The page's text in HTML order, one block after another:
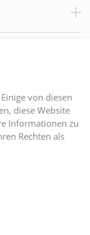
von diesen
diese Website
Informationen zu
Rechten als